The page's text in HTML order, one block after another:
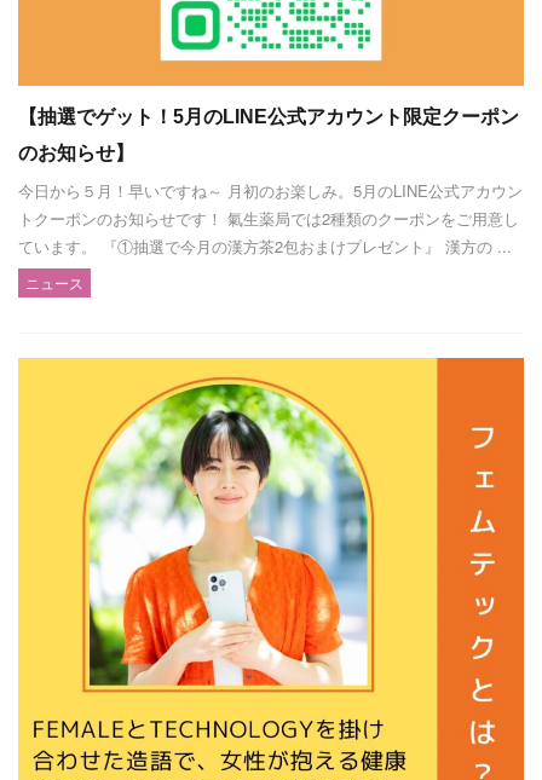
【抽選でゲット！5月のLINE公式アカウント限定クーポン
のお知らせ】
今日から５月！早いですね～ 月初のお楽しみ。5月のLINE公式アカウン
トクーポンのお知らせです！ 氣生薬局では2種類のクーポンをご用意し
ています。 『①抽選で今月の漢方茶2包おまけプレゼント』 漢方の ...
ニュース